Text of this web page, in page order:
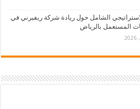
الشامل حول ريادة شركة ريفيرني في
المستعمل بالرياض